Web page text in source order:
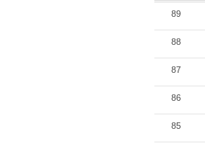
89
88
87
86
85